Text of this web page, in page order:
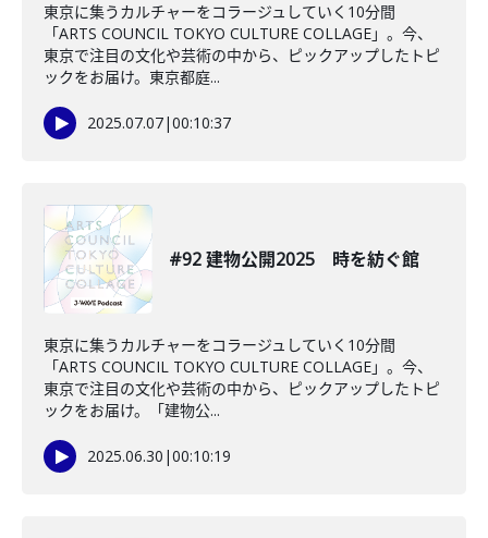
東京に集うカルチャーをコラージュしていく10分間
「ARTS COUNCIL TOKYO CULTURE COLLAGE」。今、
東京で注目の文化や芸術の中から、ピックアップしたトピ
ックをお届け。東京都庭...
2025.07.07|00:10:37
#92 建物公開2025 時を紡ぐ館
東京に集うカルチャーをコラージュしていく10分間
「ARTS COUNCIL TOKYO CULTURE COLLAGE」。今、
東京で注目の文化や芸術の中から、ピックアップしたトピ
ックをお届け。「建物公...
2025.06.30 |00:10:19